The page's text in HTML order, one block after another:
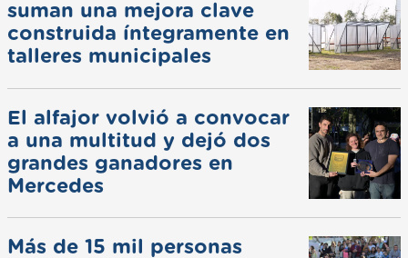
suman una mejora clave
construida íntegramente en
talleres municipales
El alfajor volvió a convocar
a una multitud y dejó dos
grandes ganadores en
Mercedes
Más de 15 mil personas